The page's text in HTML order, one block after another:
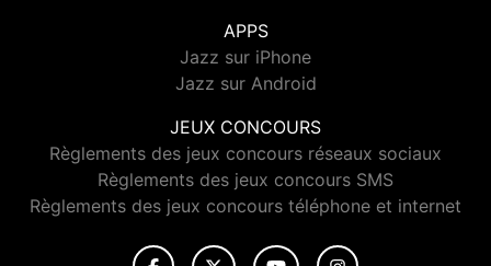
APPS
Jazz sur iPhone
Jazz sur Android
JEUX CONCOURS
Règlements des jeux concours réseaux sociaux
Règlements des jeux concours SMS
Règlements des jeux concours téléphone et internet